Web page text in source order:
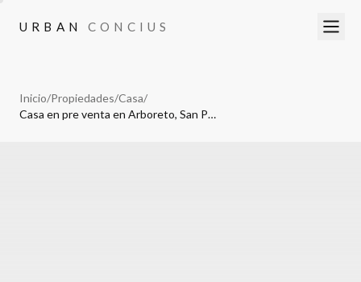
URBAN CONCIUS
URBAN CONCIUS
Inicio/Propiedades/Casa/
Casa en pre venta en Arboreto, San Pedro Cholula Puebla.